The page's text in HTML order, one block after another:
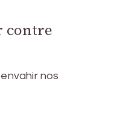
contre
nos